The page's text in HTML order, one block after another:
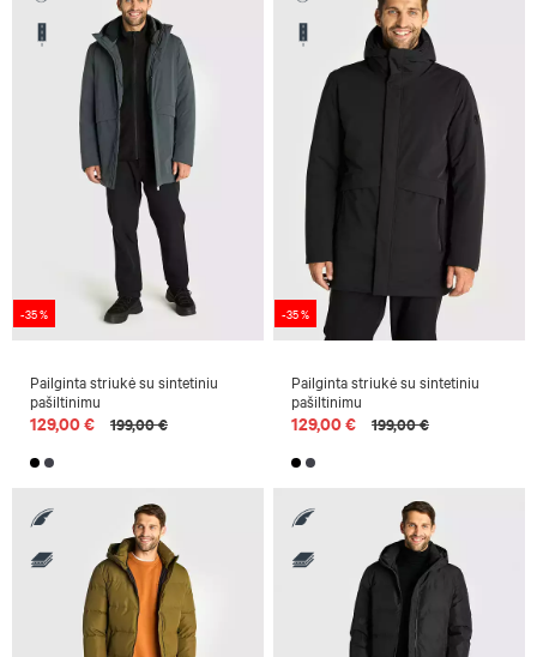
-35 %
Pailginta striukė su sintetiniu
pašiltinimu
129,00 € 199,00 €
-35 %
Pailginta striukė su sintetiniu
pašiltinimu
129,00 € 199,00 €